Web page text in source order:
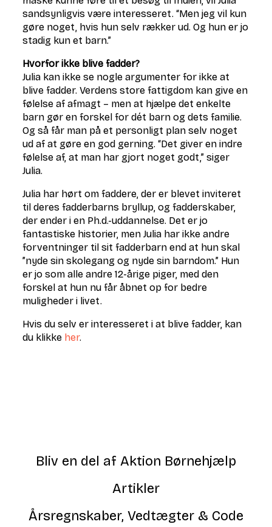
sandsynligvis være interesseret. “Men jeg vil kun
gøre noget, hvis hun selv rækker ud. Og hun er jo
stadig kun et barn.”
Hvorfor ikke blive fadder?
Julia kan ikke se nogle argumenter for ikke at
blive fadder. Verdens store fattigdom kan give en
følelse af afmagt – men at hjælpe det enkelte
barn gør en forskel for dét barn og dets familie.
Og så får man på et personligt plan selv noget
ud af at gøre en god gerning. “Det giver en indre
følelse af, at man har gjort noget godt,” siger
Julia.
Julia har hørt om faddere, der er blevet inviteret
til deres fadderbarns bryllup, og fadderskaber,
der ender i en Ph.d.-uddannelse. Det er jo
fantastiske historier, men Julia har ikke andre
forventninger til sit fadderbarn end at hun skal
”nyde sin skolegang og nyde sin barndom.” Hun
er jo som alle andre 12-årige piger, med den
forskel at hun nu får åbnet op for bedre
muligheder i livet.
Hvis du selv er interesseret i at blive fadder, kan
du klikke her.
Bliv en del af Aktion Børnehjælp
Artikler
Årsregnskaber, Vedtægter & Code